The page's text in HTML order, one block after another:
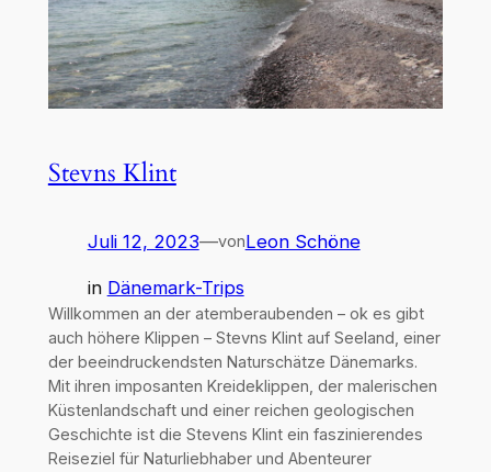
Stevns Klint
Juli 12, 2023—vonLeon Schöne
in Dänemark-Trips
Willkommen an der atemberaubenden – ok es gibt
auch höhere Klippen – Stevns Klint auf Seeland, einer
der beeindruckendsten Naturschätze Dänemarks.
Mit ihren imposanten Kreideklippen, der malerischen
Küstenlandschaft und einer reichen geologischen
Geschichte ist die Stevens Klint ein faszinierendes
Reiseziel für Naturliebhaber und Abenteurer